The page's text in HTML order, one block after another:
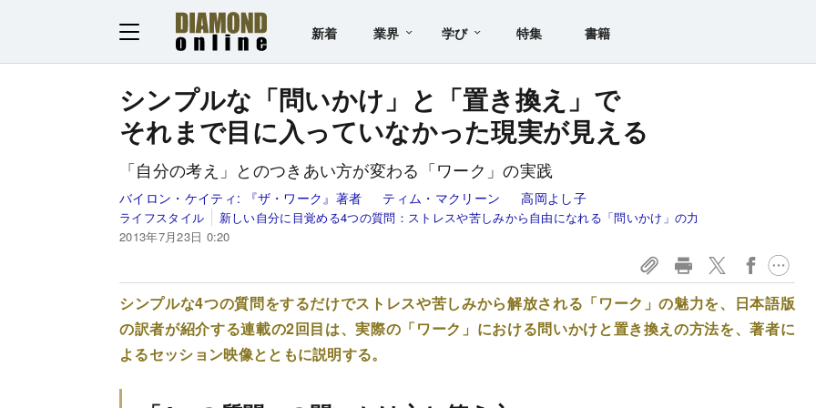
新着 業界 学び 特集 書籍
シンプルな「問いかけ」と「置き換え」で
それまで目に入っていなかった現実が見える
「自分の考え」とのつきあい方が変わる「ワーク」の実践
バイロン・ケイティ: 『ザ・ワーク』著者 ティム・マクリーン 高岡よし子
ライフスタイル
新しい自分に目覚める4つの質問：ストレスや苦しみから自由になれる「問いかけ」の力
2013年7月23日 0:20
シンプルな4つの質問をするだけでストレスや苦しみから解放される「ワーク」の魅力を、日本語版
の訳者が紹介する連載の2回目は、実際の「ワーク」における問いかけと置き換えの方法を、著者に
よるセッション映像とともに説明する。